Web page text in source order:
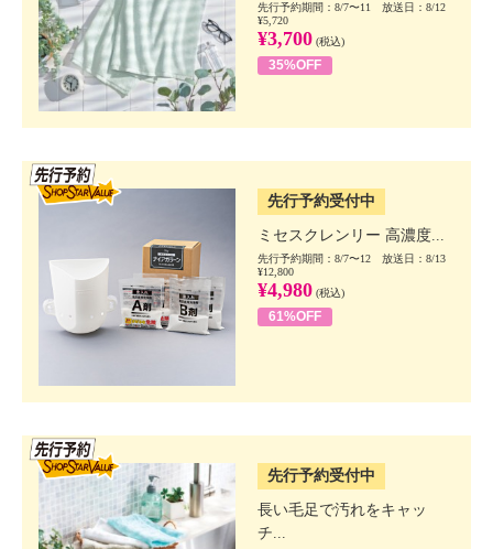
先行予約期間：8/7〜11 放送日：8/12
¥5,720
¥3,700 (税込)
35%OFF
先行予約受付中
ミセスクレンリー 高濃度...
先行予約期間：8/7〜12 放送日：8/13
¥12,800
¥4,980 (税込)
61%OFF
先行予約受付中
長い毛足で汚れをキャッ
チ...